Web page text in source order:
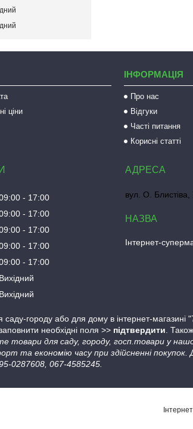
ціни
ІНФОРМАЦІЯ
Про нас
Відгуки
Часті питання
Корисні статті
17:00
17:00
17:00
17:00
17:00
Вихідний
Вихідний
вул. О.
Інтернет-
саду-городу або для дому в інтернет-магазині
необхідні поля >> підтвердити.
товари для саду, городу, госп.товари у
та економію часу при здійсненні
0287608, 067-4585245.